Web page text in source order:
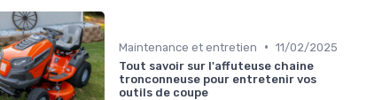
Maintenance et entretien • 11/02/2025
Tout savoir sur l'affuteuse chaine
tronconneuse pour entretenir vos
outils de coupe